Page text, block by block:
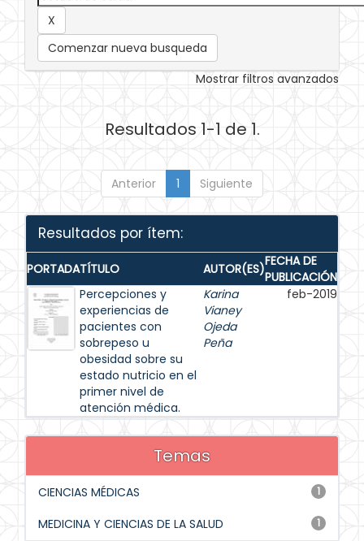
Comenzar nueva busqueda
Mostrar filtros avanzados
Resultados 1-1 de 1.
Anterior 1 Siguiente
Resultados por ítem:
PORTADATÍTULO AUTOR(ES)FECHA DE
PUBLICACIÓN
Percepciones y
experiencias de
pacientes con
sobrepeso u
obesidad sobre su
estado nutricio en el
primer nivel de
atención médica.
Karina
Vianey
Ojeda
Peña
feb-2019
Temas
1
CIENCIAS MÉDICAS
1
MEDICINA Y CIENCIAS DE LA SALUD